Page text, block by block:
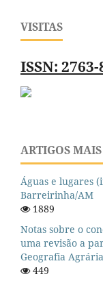
VISITAS
ISSN: 2763-
ARTIGOS
Águas e lugares
Barreirinha/AM
1889
Notas sobre o
uma revisão a
Geografia
449